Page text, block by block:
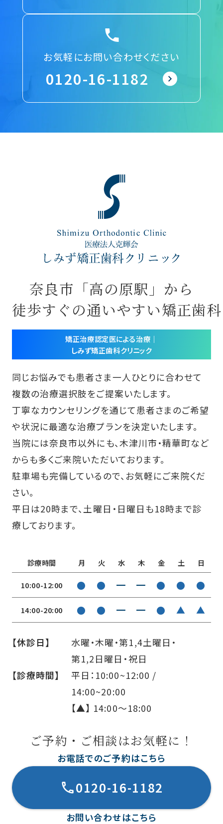
お気軽にお問い合わせください
0120-16-1182
奈良市「高の原駅」から
徒歩すぐの通いやすい矯正歯科
矯正治療認定医による治療｜
しみず矯正歯科クリニック
同じお悩みでも患者さま一人ひとりに合わせて
複数の治療選択肢をご提案いたします。
丁寧なカウンセリングを通じて患者さまのご希望
や状況に最適な治療プランを決定いたします。
当院には奈良市以外にも、木津川市・精華町など
からも多くご来院いただいております。
駐車場も完備しているので、お気軽にご来院くだ
さい。
平日は20時まで、土曜日・日曜日も18時まで診
療しております。
診療時間 月 火 水 木 金 土 日
10:00-12:00 ● ● ━ ━ ● ● ●
14:00-20:00 ● ● ━ ━ ● ▲ ▲
【休診日】
水曜・木曜・第1,4土曜日・
第1,2日曜日・祝日
【診療時間】
平日：10:00~12:00 /
14:00~20:00
【▲】 14:00〜18:00
ご予約・ご相談はお気軽に！
お電話でのご予約はこちら
0120-16-1182
お問い合わせはこちら